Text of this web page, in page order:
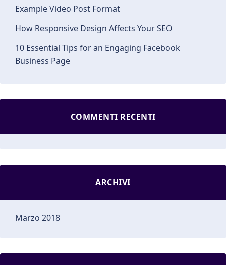
Example Video Post Format
How Responsive Design Affects Your SEO
10 Essential Tips for an Engaging Facebook
Business Page
COMMENTI RECENTI
ARCHIVI
Marzo 2018